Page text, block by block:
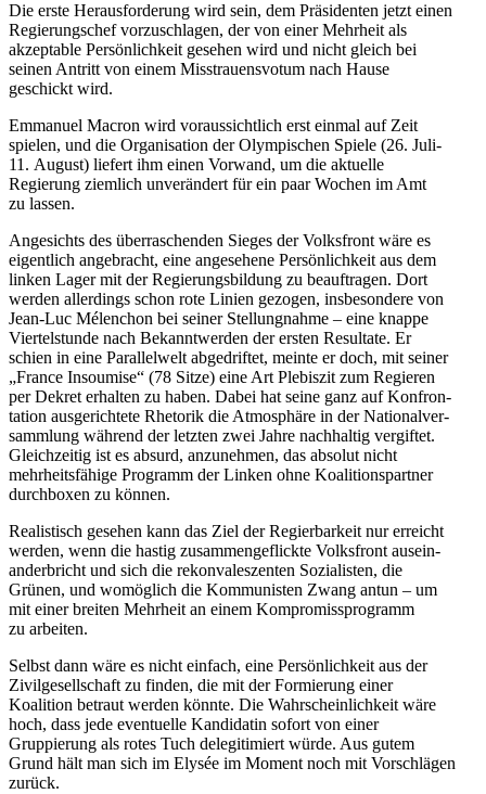
Die erste Heraus­for­derung wird sein, dem Präsi­denten jetzt einen
Regie­rungschef vorzu­schlagen, der von einer Mehrheit als
akzep­table Persön­lichkeit gesehen wird und nicht gleich bei
seinen Antritt von einem Misstrau­ens­votum nach Hause
geschickt wird.
Emmanuel Macron wird voraus­sichtlich erst einmal auf Zeit
spielen, und die Organi­sation der Olympi­schen Spiele (26. Juli-
11. August) liefert ihm einen Vorwand, um die aktuelle
Regierung ziemlich unver­ändert für ein paar Wochen im Amt
zu lassen.
Angesichts des überra­schenden Sieges der Volks­front wäre es
eigentlich angebracht, eine angesehene Persön­lichkeit aus dem
linken Lager mit der Regie­rungs­bildung zu beauf­tragen. Dort
werden aller­dings schon rote Linien gezogen, insbe­sondere von
Jean-Luc Mélenchon bei seiner Stellung­nahme – eine knappe
Viertel­stunde nach Bekannt­werden der ersten Resultate. Er
schien in eine Paral­lelwelt abgedriftet, meinte er doch, mit seiner
„France Insoumise“ (78 Sitze) eine Art Plebiszit zum Regieren
per Dekret erhalten zu haben. Dabei hat seine ganz auf Konfron­
tation ausge­richtete Rhetorik die Atmosphäre in der Natio­nal­ver­
sammlung während der letzten zwei Jahre nachhaltig vergiftet.
Gleich­zeitig ist es absurd, anzunehmen, das absolut nicht
mehrheits­fähige Programm der Linken ohne Koali­ti­ons­partner
durch­boxen zu können.
Realis­tisch gesehen kann das Ziel der Regier­barkeit nur erreicht
werden, wenn die hastig zusam­men­ge­flickte Volks­front ausein­
an­der­bricht und sich die rekon­va­les­zenten Sozia­listen, die
Grünen, und womöglich die Kommu­nisten Zwang antun – um
mit einer breiten Mehrheit an einem Kompro­miss­pro­gramm
zu arbeiten.
Selbst dann wäre es nicht einfach, eine Persön­lichkeit aus der
Zivil­ge­sell­schaft zu finden, die mit der Formierung einer
Koalition betraut werden könnte. Die Wahrschein­lichkeit wäre
hoch, dass jede eventuelle Kandi­datin sofort von einer
Gruppierung als rotes Tuch delegi­ti­miert würde. Aus gutem
Grund hält man sich im Elysée im Moment noch mit Vorschlägen
zurück.